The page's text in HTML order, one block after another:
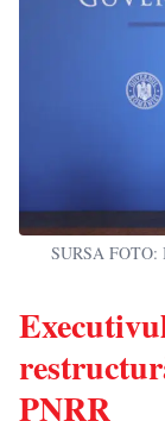
SURSA FOTO:
PNRR